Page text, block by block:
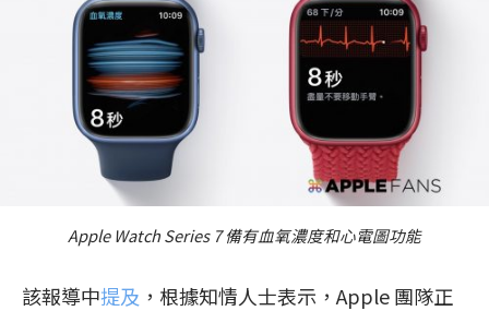
Apple Watch Series 7 備有血氧濃度和心電圖功能
該報導中提及 ，根據知情人士表示，Apple 團隊正